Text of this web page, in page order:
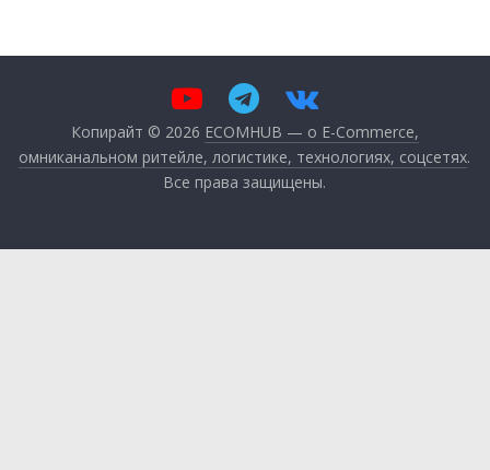
Копирайт © 2026 ECOMHUB — о E-Commerce,
омниканальном ритейле, логистике, технологиях, соцсетях.
Все права защищены.